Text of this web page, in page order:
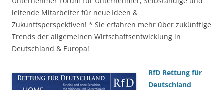
leitende Mitarbeiter für neue Ideen &
Zukunftsperspektiven! * Sie erfahren mehr über zukünftige
Trends der allgemeinen Wirtschaftsentwicklung in
Deutschland & Europa!
RfD Rettung für
Deutschland